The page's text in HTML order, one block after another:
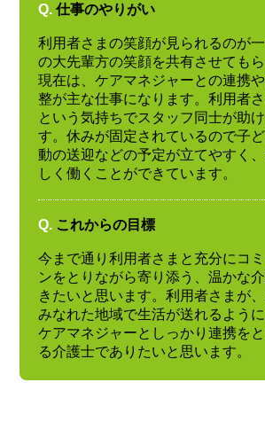
Q. 仕事のやりがい
利用者さまの笑顔が見られるのが
の大先輩方の笑顔を共有させてもら
現在は、ケアマネジャーとの連携
整が主な仕事になります。利用者
という気持ちでスタッフ同士が助
す。休みが固定されているので子
動の送迎などの予定が立てやすく
しく働くことができています。
Q. これからの目標
今まで通り利用者さまと充分にコ
ンをとりながら寄り添う、温かな
きたいと思います。利用者さまが
みなれた地域で生活が送れるように
ケアマネジャーとしっかり連携を
る介護士でありたいと思います。